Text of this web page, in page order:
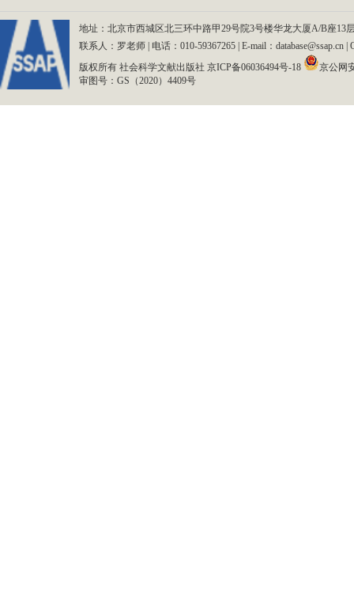
地址：北京市西城区北三环中路甲29号院3号楼华龙大厦A/B座13
联系人：罗老师 | 电话：010-59367265 | E-mail：database@ssap.cn
版权所有 社会科学文献出版社 京ICP备06036494号-18
京公网
审图号：GS（2020）4409号